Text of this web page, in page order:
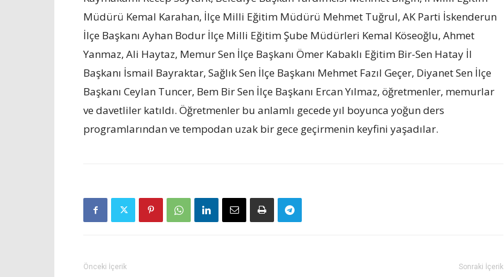
Müdürü Kemal Karahan, İlçe Milli Eğitim Müdürü Mehmet Tuğrul, AK Parti İskenderun
İlçe Başkanı Ayhan Bodur İlçe Milli Eğitim Şube Müdürleri Kemal Köseoğlu, Ahmet
Yanmaz, Ali Haytaz, Memur Sen İlçe Başkanı Ömer Kabaklı Eğitim Bir-Sen Hatay İl
Başkanı İsmail Bayraktar, Sağlık Sen İlçe Başkanı Mehmet Fazıl Geçer, Diyanet Sen İlçe
Başkanı Ceylan Tuncer, Bem Bir Sen İlçe Başkanı Ercan Yılmaz, öğretmenler, memurlar
ve davetliler katıldı. Öğretmenler bu anlamlı gecede yıl boyunca yoğun ders
programlarından ve tempodan uzak bir gece geçirmenin keyfini yaşadılar.
Önceki İçerik Sonraki İçerik